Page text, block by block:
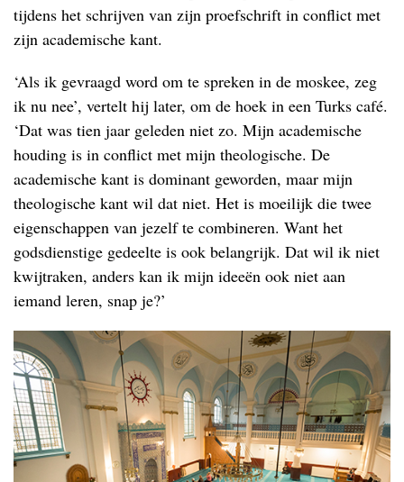
tijdens het schrijven van zijn proefschrift in conflict met
zijn academische kant.
‘Als ik gevraagd word om te spreken in de moskee, zeg
ik nu nee’, vertelt hij later, om de hoek in een Turks café.
‘Dat was tien jaar geleden niet zo. Mijn academische
houding is in conflict met mijn theologische. De
academische kant is dominant geworden, maar mijn
theologische kant wil dat niet. Het is moeilijk die twee
eigenschappen van jezelf te combineren. Want het
godsdienstige gedeelte is ook belangrijk. Dat wil ik niet
kwijtraken, anders kan ik mijn ideeën ook niet aan
iemand leren, snap je?’